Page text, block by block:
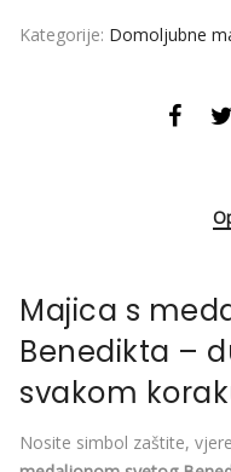
Kategorije: Domoljubne
Majica s
Benedikta –
svakom
Nosite simbol zaštite,